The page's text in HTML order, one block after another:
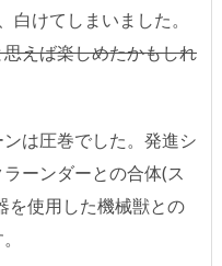
けてしまいました。
えば楽しめたかもしれ
は圧巻でした。発進シ
ーンダーとの合体(ス
を使用した機械獣との